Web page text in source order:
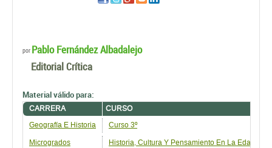
por Pablo Fernández Albadalejo
Editorial Crítica
Material válido para:
CARRERA
CURSO
Geografía E Historia
Curso 3º
Microgrados Historia, Cultura Y Pensamiento En La Edad